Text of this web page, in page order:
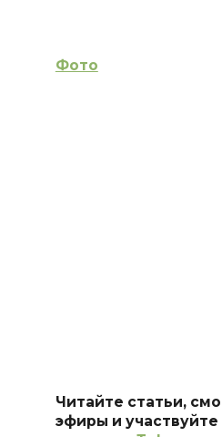
Фото
Читайте статьи,
эфиры и